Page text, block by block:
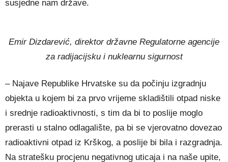
susjedne nam države.
Emir Dizdarević, direktor državne Regulatorne agencije
za radijacijsku i nuklearnu sigurnost
– Najave Republike Hrvatske su da počinju izgradnju
objekta u kojem bi za prvo vrijeme skladištili otpad niske
i srednje radioaktivnosti, s tim da bi to poslije moglo
prerasti u stalno odlagalište, pa bi se vjerovatno dovezao
radioaktivni otpad iz Krškog, a poslije bi bila i razgradnja.
Na stratešku procjenu negativnog uticaja i na naše upite,